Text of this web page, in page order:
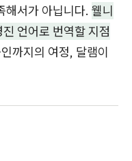
해서가 아닙니다. 웰니
언어로 번역할 지점
까지의 여정, 달램이